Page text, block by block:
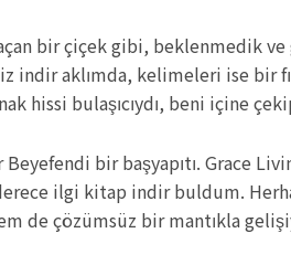
bir çiçek gibi, beklenmedik
indir aklımda, kelimeleri ise bir
hissi bulaşıcıydı, beni içine
bir başyapıtı. Grace
ilgi kitap indir buldum.
de çözümsüz bir mantıkla